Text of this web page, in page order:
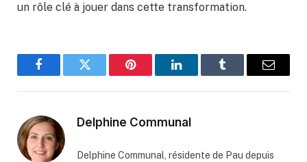
un rôle clé à jouer dans cette transformation.
FacebookTwitter Pinterest LinkedInTumblr Email
Delphine Communal
Delphine Communal, résidente de Pau depuis